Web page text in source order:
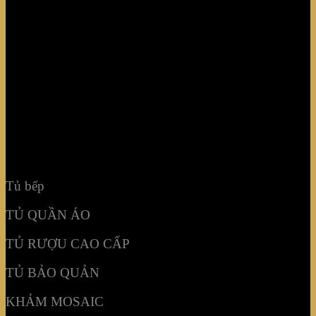
Tủ bếp
TỦ QUẦN ÁO
TỦ RƯỢU CAO CẤP
TỦ BẢO QUẢN
KHẢM MOSAIC